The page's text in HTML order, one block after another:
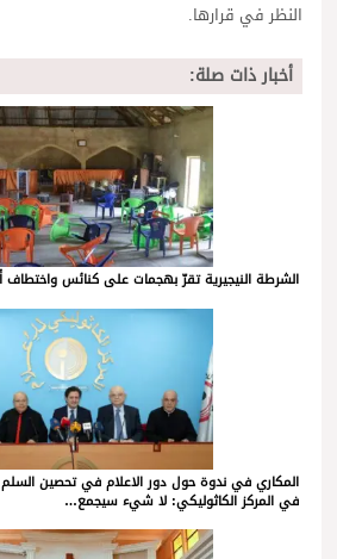
النظر في قرارها.
أخبار ذات صلة:
الشرطة النيجيرية تقرّ بهجمات على كنائس واختطاف أكثر من
المكاري في ندوة حول دور الاعلام في تحصين السلم
في المركز الكاثوليكي: لا شيء سيجمع…